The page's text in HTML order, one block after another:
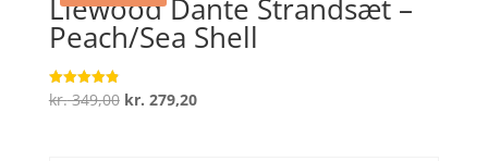
Liewood Dante Strandsæt –
Peach/Sea Shell
Vurderet
4.9
kr.349,00 Den
kr. 279,20Den